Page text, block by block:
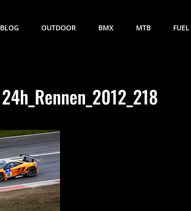
BLOG OUTDOOR BMX MTB
24h_Rennen_2012_218